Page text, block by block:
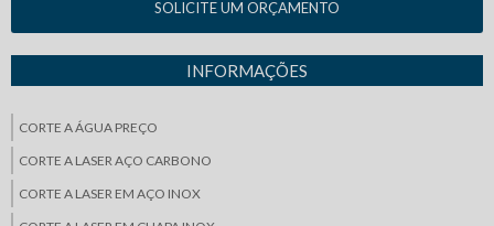
SOLICITE UM ORÇAMENTO
INFORMAÇÕES
CORTE A ÁGUA PREÇO
CORTE A LASER AÇO CARBONO
CORTE A LASER EM AÇO INOX